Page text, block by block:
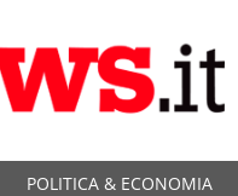
POLITICA & ECONOMIA